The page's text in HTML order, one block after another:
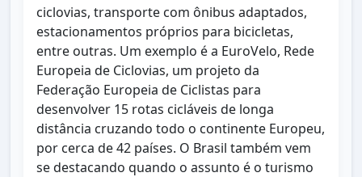
ciclovias, transporte com ônibus adaptados,
estacionamentos próprios para bicicletas,
entre outras. Um exemplo é a EuroVelo, Rede
Europeia de Ciclovias, um projeto da
Federação Europeia de Ciclistas para
desenvolver 15 rotas cicláveis de longa
distância cruzando todo o continente Europeu,
por cerca de 42 países. O Brasil também vem
se destacando quando o assunto é o turismo